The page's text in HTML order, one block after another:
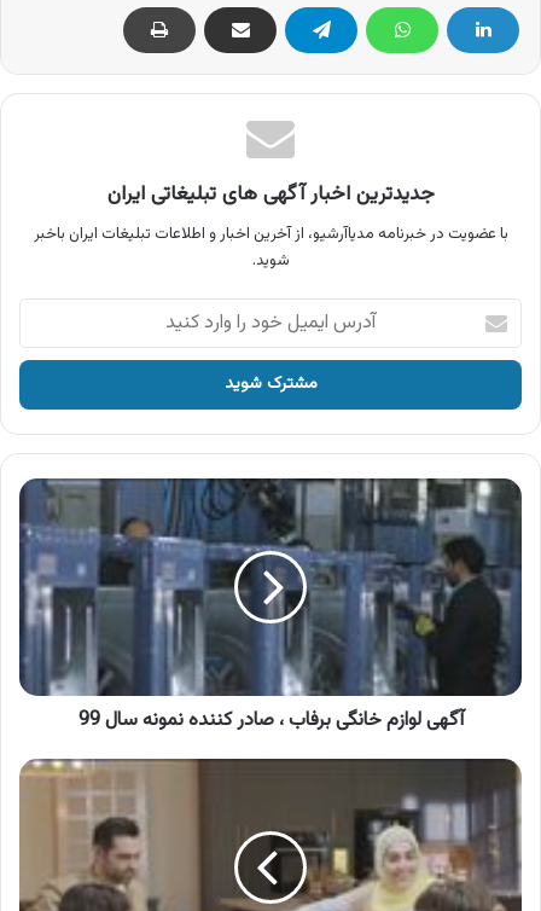
جدیدترین اخبار آگهی های تبلیغاتی ایران
با عضویت در خبرنامه مدیاآرشیو، از آخرین اخبار و اطلاعات تبلیغات ایران باخبر
شوید.
آدرس
ایمیل
خود
وارد
کنید
آگهی
لوازم
برفاب
صادر
کننده
نمونه
سال
آگهی لوازم خانگی برفاب ، صادر کننده نمونه سال 99
آگهی
چوبنی
،
محصولات
پلیمری
چوبنی